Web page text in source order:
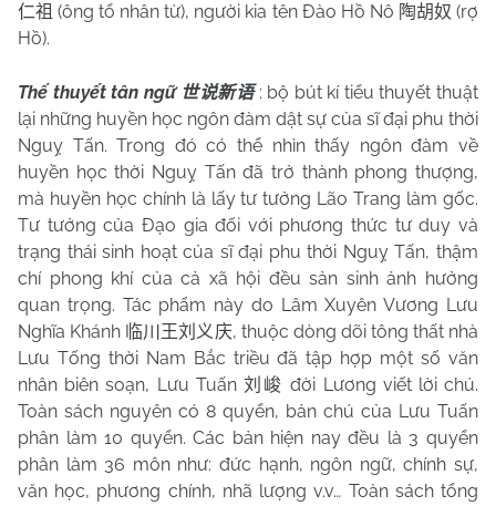
仁祖 (ông tổ nhân từ), người kia tên Đào Hồ Nô 陶胡奴 (rợ
Hồ).
Thế thuyết tân ngữ 世说新语 : bộ bút kí tiểu thuyết thuật
lại những huyền học ngôn đàm dật sự của sĩ đại phu thời
Nguỵ Tấn. Trong đó có thể nhìn thấy ngôn đàm về
huyền học thời Nguỵ Tấn đã trở thành phong thượng,
mà huyền học chính là lấy tư tưởng Lão Trang làm gốc.
Tư tưởng của Đạo gia đối với phương thức tư duy và
trạng thái sinh hoạt của sĩ đại phu thời Nguỵ Tấn, thậm
chí phong khí của cả xã hội đều sản sinh ảnh hưởng
quan trọng. Tác phẩm này do Lâm Xuyên Vương Lưu
Nghĩa Khánh 临川王刘义庆, thuộc dòng dõi tông thất nhà
Lưu Tống thời Nam Bắc triều đã tập hợp một số văn
nhân biên soạn, Lưu Tuấn 刘峻 đời Lương viết lời chú.
Toàn sách nguyên có 8 quyển, bản chú của Lưu Tuấn
phân làm 10 quyển. Các bản hiện nay đều là 3 quyển
phân làm 36 môn như: đức hạnh, ngôn ngữ, chính sự,
văn học, phương chính, nhã lượng v.v… Toàn sách tổng